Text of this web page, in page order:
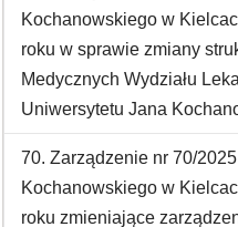
Kochanowskiego w
roku w sprawie zmiany
Medycznych Wydziału
Uniwersytetu Jana
70. Zarządzenie nr 70/
Kochanowskiego w
roku zmieniające